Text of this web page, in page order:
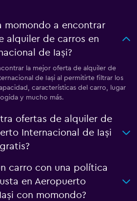
momondo a encontrar
alquiler de carros en
de Iași?
la mejor oferta de alquiler de
de Iași al permitirte filtrar los
características del carro, lugar
y mucho más.
ofertas de alquiler de
Internacional de Iași
carro con una política
en Aeropuerto
con momondo?